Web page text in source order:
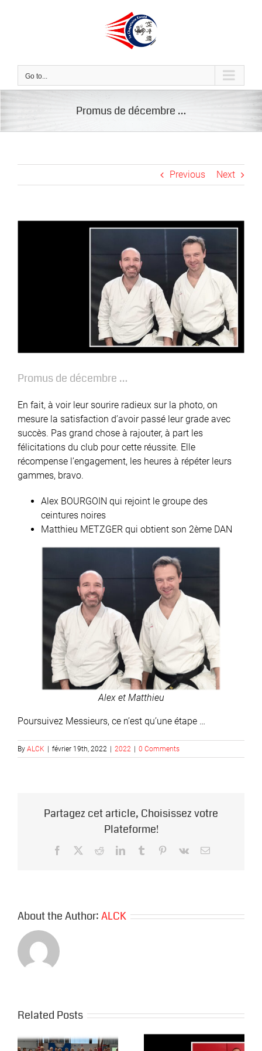
Go to...
Promus de décembre …
Previous Next
Promus de décembre …
En fait, à voir leur sourire radieux sur la photo, on
mesure la satisfaction d’avoir passé leur grade avec
succès. Pas grand chose à rajouter, à part les
félicitations du club pour cette réussite. Elle
récompense l’engagement, les heures à répéter leurs
gammes, bravo.
Alex BOURGOIN qui rejoint le groupe des
ceintures noires
Matthieu METZGER qui obtient son 2ème DAN
Alex et Matthieu
Poursuivez Messieurs, ce n’est qu’une étape …
By ALCK février 19th, 2022 2022 0 Comments
Partagez cet article, Choisissez votre
Plateforme!
Facebook RedditLinkedInTumblr Pinterest
Vk Email
About the Author:ALCK
Related Posts